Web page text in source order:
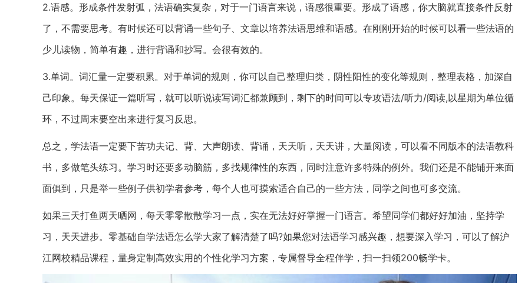
2.语感。形成条件发射弧，法语确实复杂，对于一门语言来说，语感很重要。形成了语感，你大脑就直接条件反射
了，不需要思考。有时候还可以背诵一些句子、文章以培养法语思维和语感。在刚刚开始的时候可以看一些法语的
少儿读物，简单有趣，进行背诵和抄写。会很有效的。
3.单词。词汇量一定要积累。对于单词的规则，你可以自己整理归类，阴性阳性的变化等规则，整理表格，加深自
己印象。每天保证一篇听写，就可以听说读写词汇都兼顾到，剩下的时间可以专攻语法/听力/阅读,以星期为单位循
环，不过周末要空出来进行复习反思。
总之，学法语一定要下苦功夫记、背、大声朗读、背诵，天天听，天天讲，大量阅读，可以看不同版本的法语教科
书，多做笔头练习。学习时还要多动脑筋，多找规律性的东西，同时注意许多特殊的例外。我们还是不能铺开来面
面俱到，只是举一些例子供初学者参考，每个人也可摸索适合自己的一些方法，同学之间也可多交流。
如果三天打鱼两天晒网，每天零零散散学习一点，实在无法好好掌握一门语言。希望同学们都好好加油，坚持学
习，天天进步。零基础自学法语怎么学大家了解清楚了吗?如果您对法语学习感兴趣，想要深入学习，可以了解沪
江网校精品课程，量身定制高效实用的个性化学习方案，专属督导全程伴学，扫一扫领200畅学卡。